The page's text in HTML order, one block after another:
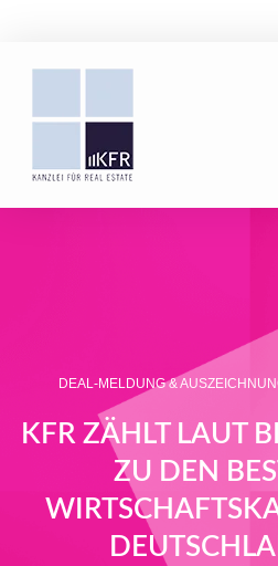
DEAL-MELDUNG &
KFR ZÄHLT LAUT
ZU DEN